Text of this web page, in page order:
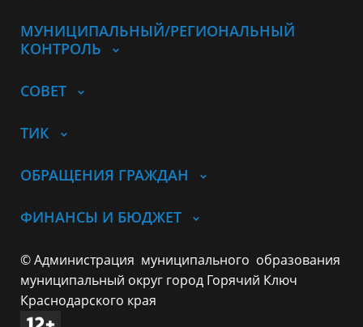
МУНИЦИПАЛЬНЫЙ/РЕГИОНАЛЬНЫЙ
КОНТРОЛЬ
СОВЕТ
ТИК
ОБРАЩЕНИЯ ГРАЖДАН
ФИНАНСЫ И БЮДЖЕТ
© Администрация муниципального образования
муниципальный округ город Горячий Ключ
Краснодарского края